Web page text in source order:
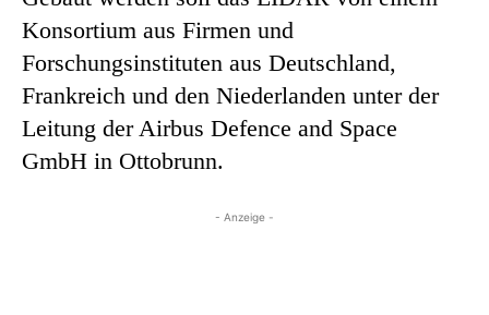
Konsortium aus Firmen und
Forschungsinstituten aus Deutschland,
Frankreich und den Niederlanden unter der
Leitung der Airbus Defence and Space
GmbH in Ottobrunn.
- Anzeige -